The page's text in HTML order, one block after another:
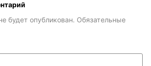
будет опубликован. Обязательные